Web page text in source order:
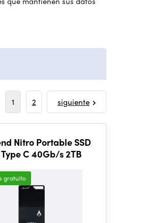
1 2 siguiente
Nitro Portable SSD
Type C 40Gb/s 2TB
gratuito